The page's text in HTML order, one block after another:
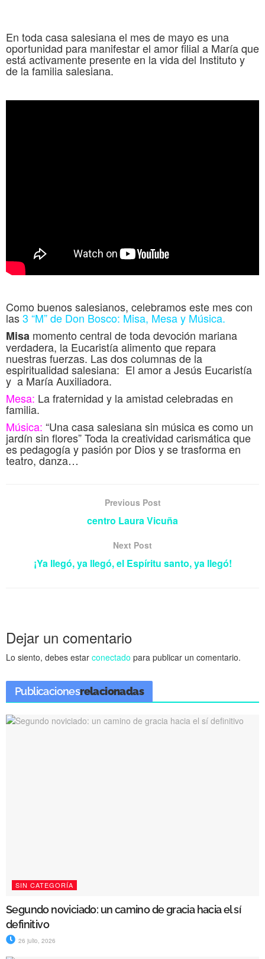
En toda casa salesiana el mes de mayo es una
oportunidad para manifestar el amor filial a María que
está activamente presente en la vida del Instituto y
de la familia salesiana.
Como buenos salesianos, celebramos este mes con
las3 “M” de Don Bosco: Misa, Mesa y Música.
Misa momento central de toda devoción mariana
verdadera, la Eucaristía alimento que repara
nuestras fuerzas. Las dos columnas de la
espiritualidad salesiana: El amor a Jesús Eucaristía
y a María Auxiliadora.
Mesa: La fraternidad y la amistad celebradas en
familia.
Música: “Una casa salesiana sin música es como un
jardín sin flores” Toda la creatividad carismática que
es pedagogía y pasión por Dios y se trasforma en
teatro, danza…
Previous Post
centro Laura Vicuña
Next Post
¡Ya llegó, ya llegó, el Espíritu santo, ya llegó!
Dejar un comentario
Lo siento, debes estar conectado para publicar un comentario.
Publicacionesrelacionadas
SIN CATEGORÍA
Segundo noviciado: un camino de gracia hacia el sí
definitivo
26 julio, 2026